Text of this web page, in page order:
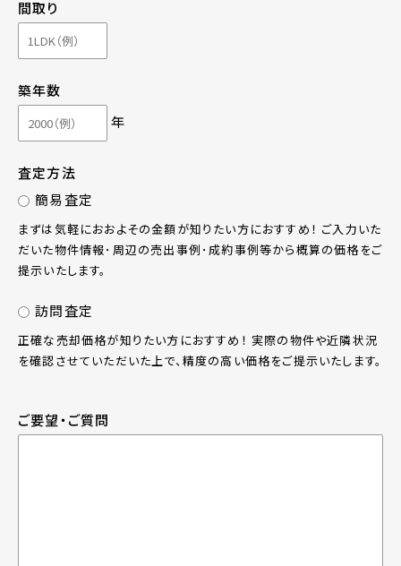
間取り
築年数
年
査定方法
簡易査定
まずは気軽におおよその金額が知りたい方におすすめ！ ご入力いた
だいた物件情報･周辺の売出事例･成約事例等から概算の価格をご
提示いたします。
訪問査定
正確な売却価格が知りたい方におすすめ！ 実際の物件や近隣状況
を確認させていただいた上で、精度の高い価格をご提示いたします。
ご要望・ご質問